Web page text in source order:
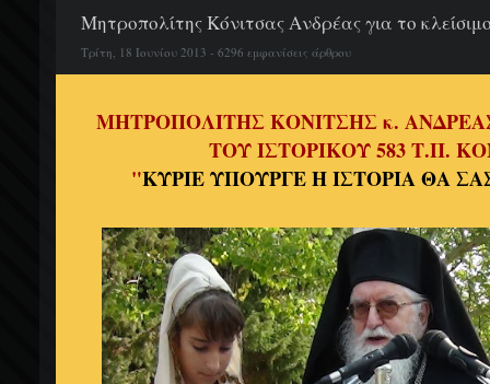
Μητροπολίτης Κόνιτσας Ανδρέας για το
Τρίτη, 18 Ιουνίου 2013 - 6296 εμφανίσεις άρθρου
ΜΗΤΡΟΠΟΛΙΤΗΣ ΚΟΝΙΤΣΗΣ κ.
ΤΟΥ ΙΣΤΟΡΙΚΟΥ 583 Τ.Π.
"ΚΥΡΙΕ ΥΠΟΥΡΓΕ Η ΙΣΤΟΡΙΑ ΘΑ